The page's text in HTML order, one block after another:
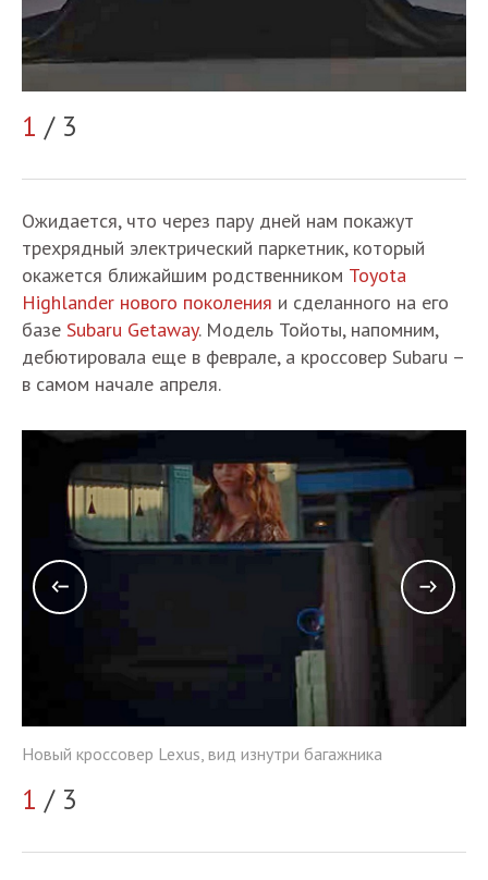
1 / 3
Ожидается, что через пару дней нам покажут
трехрядный электрический паркетник, который
окажется ближайшим родственником Toyota
Highlander нового поколения и сделанного на его
базе Subaru Getaway. Модель Тойоты, напомним,
дебютировала еще в феврале, а кроссовер Subaru –
в самом начале апреля.
Новый кроссовер Lexus, вид изнутри багажника
1 / 3